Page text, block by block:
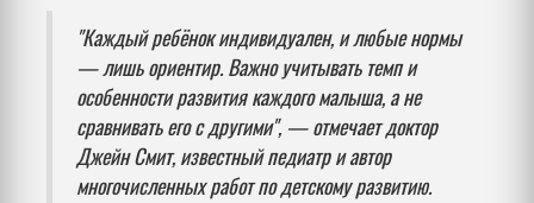
"Каждый ребёнок индивидуален, и любые нормы
— лишь ориентир. Важно учитывать темп и
особенности развития каждого малыша, а не
сравнивать его с другими", — отмечает доктор
Джейн Смит, известный педиатр и автор
многочисленных работ по детскому развитию.